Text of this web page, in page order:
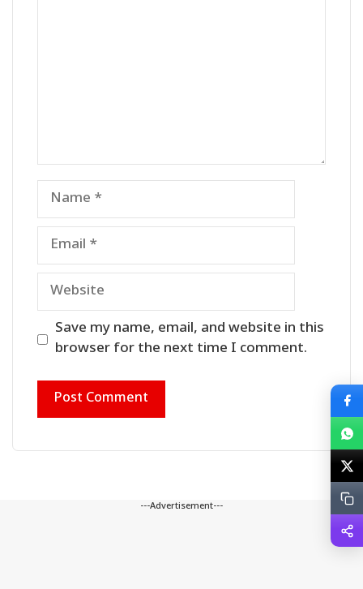
Name
Email
Website
Save my name, email, and website in this
browser for the next time I comment.
---Advertisement---